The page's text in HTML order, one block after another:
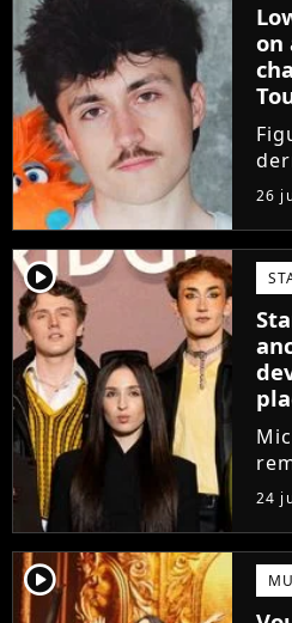
on
de
de
26
player2
24
player2